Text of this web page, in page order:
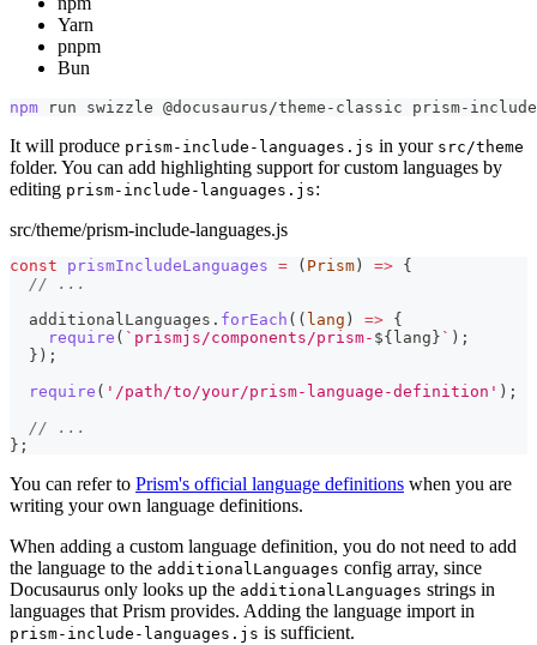
Yarn
pnpm
Bun
npm run swizzle @docusaurus/theme-classic prism-
It will produce prism-include-languages.js in your src/theme
folder. You can add highlighting support for custom languages by
editing prism-include-languages.js:
src/theme/prism-include-languages.js
const prismIncludeLanguages = ( Prism ) => {
// ...
  additionalLanguages
. forEach ( ( lang ) => {
require ( ` prismjs/components/prism- ${ lang } ` ) ;
} ) ;
require ( '/path/to/your/prism-language-definition' ) ;
// ...
} ;
You can refer to Prism's official language definitions when you are
writing your own language definitions.
When adding a custom language definition, you do not need to add
the language to the additionalLanguages config array, since
Docusaurus only looks up the additionalLanguages strings in
languages that Prism provides. Adding the language import in
prism-include-languages.js is sufficient.